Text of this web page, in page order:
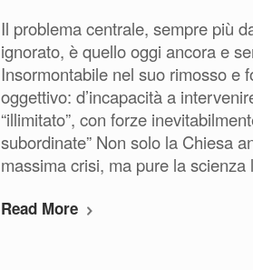
Il problema centrale, sempre più
ignorato, è quello oggi ancora e
Insormontabile nel suo rimosso e
oggettivo: d’incapacità a
“illimitato”, con forze
subordinate” Non solo la Chiesa
massima crisi, ma pure la
Read More